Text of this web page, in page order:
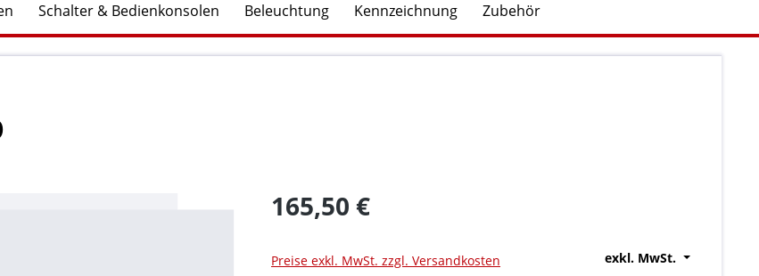
Schalter & Bedienkonsolen Beleuchtung Kennzeichnung Zubehör
165,50 €
exkl. MwSt.
Preise exkl. MwSt. zzgl. Versandkosten